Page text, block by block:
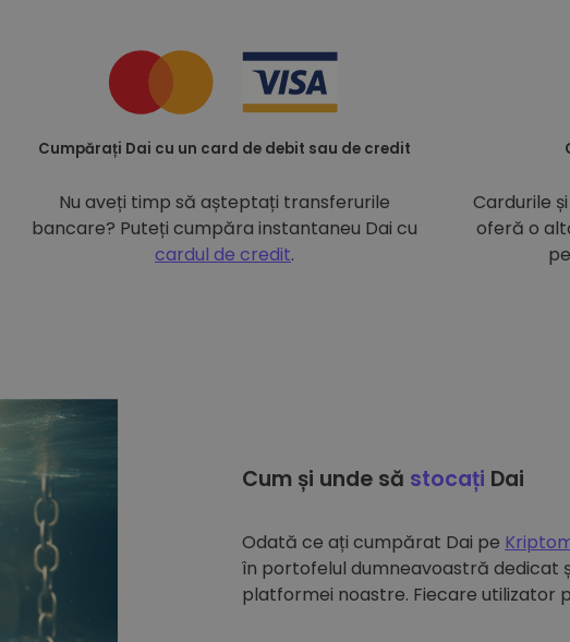
Cumpărați Dai cu un card de debit sau de credit
Nu aveți timp să așteptați transferurile
bancare? Puteți cumpăra instantaneu Dai cu
cardul de credit.
Cardurile
oferă o
Cum și unde să stocați Dai
Odată ce ați cumpărat Dai pe
în portofelul dumneavoastră dedicat
platformei noastre. Fiecare utilizator